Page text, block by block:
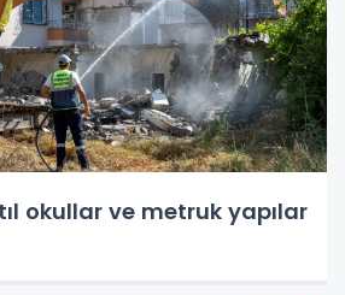
okullar ve metruk yapılar